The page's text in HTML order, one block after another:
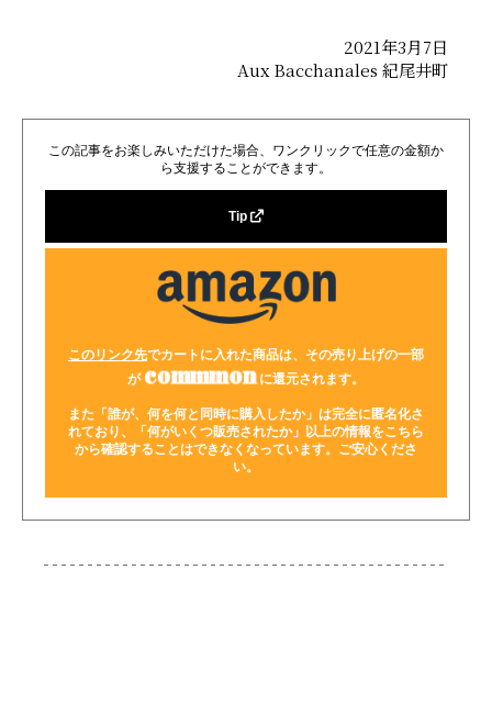
2021年3月7日
Aux Bacchanales 紀尾井町
この記事をお楽しみいただけた場合、ワンクリックで任意の金額か
ら支援することができます。
Tip
このリンク先でカートに入れた商品は、その売り上げの一部
が commmonに還元されます。
また「誰が、何を何と同時に購入したか」は完全に匿名化さ
れており、「何がいくつ販売されたか」以上の情報をこちら
から確認することはできなくなっています。ご安心くださ
い。